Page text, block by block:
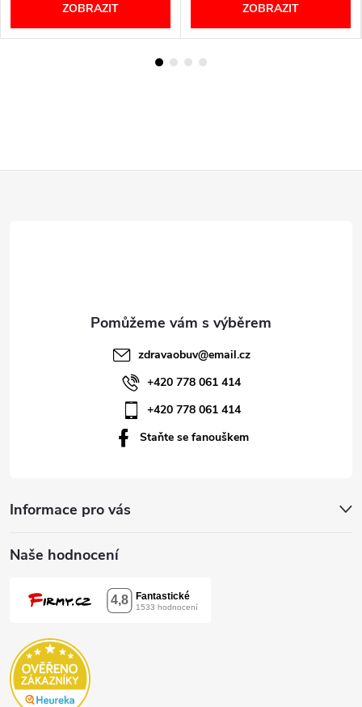
ZOBRAZIT ZOBRAZIT
Informace pro vás
Naše hodnocení
zdravaobuv@email.cz
+420 778 061 414
+420 778 061 414
Staňte se fanouškem